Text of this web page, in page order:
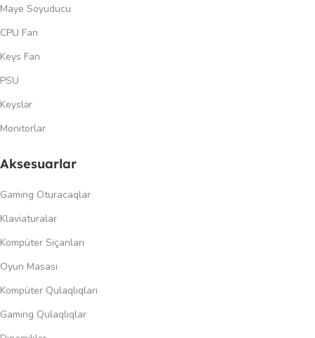
Maye Soyuducu
CPU Fan
Keys Fan
PSU
Keyslər
Monitorlar
Aksesuarlar
Gaming Oturacaqlar
Klaviaturalar
Kompüter Siçanları
Oyun Masası
Kompüter Qulaqlıqları
Gaming Qulaqlıqlar